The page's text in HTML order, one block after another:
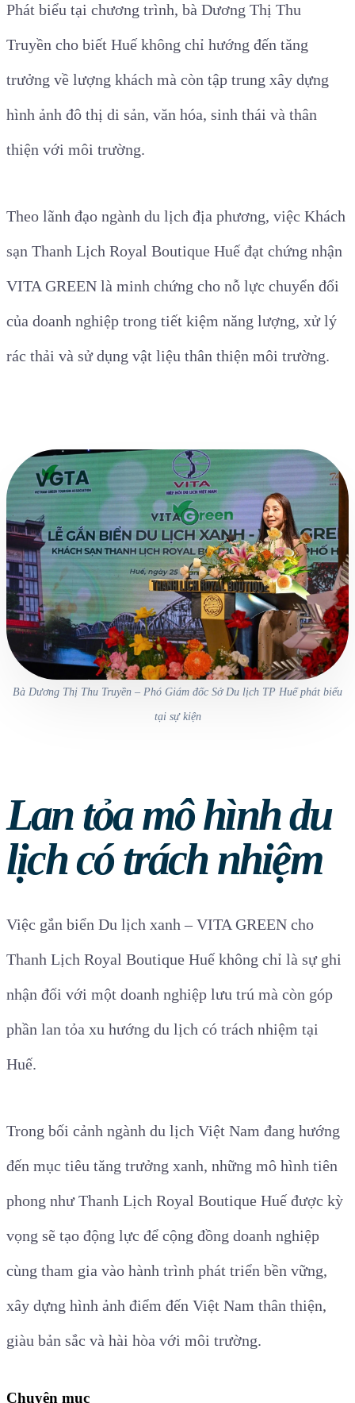
Phát biểu tại chương trình, bà Dương Thị Thu
Truyền cho biết Huế không chỉ hướng đến tăng
trưởng về lượng khách mà còn tập trung xây dựng
hình ảnh đô thị di sản, văn hóa, sinh thái và thân
thiện với môi trường.
Theo lãnh đạo ngành du lịch địa phương, việc Khách
sạn Thanh Lịch Royal Boutique Huế đạt chứng nhận
VITA GREEN là minh chứng cho nỗ lực chuyển đổi
của doanh nghiệp trong tiết kiệm năng lượng, xử lý
rác thải và sử dụng vật liệu thân thiện môi trường.
Bà Dương Thị Thu Truyền – Phó Giám đốc Sở Du lịch TP Huế phát biểu
tại sự kiện
Lan tỏa mô hình du
lịch có trách nhiệm
Việc gắn biển Du lịch xanh – VITA GREEN cho
Thanh Lịch Royal Boutique Huế không chỉ là sự ghi
nhận đối với một doanh nghiệp lưu trú mà còn góp
phần lan tỏa xu hướng du lịch có trách nhiệm tại
Huế.
Trong bối cảnh ngành du lịch Việt Nam đang hướng
đến mục tiêu tăng trưởng xanh, những mô hình tiên
phong như Thanh Lịch Royal Boutique Huế được kỳ
vọng sẽ tạo động lực để cộng đồng doanh nghiệp
cùng tham gia vào hành trình phát triển bền vững,
xây dựng hình ảnh điểm đến Việt Nam thân thiện,
giàu bản sắc và hài hòa với môi trường.
Chuyên mục